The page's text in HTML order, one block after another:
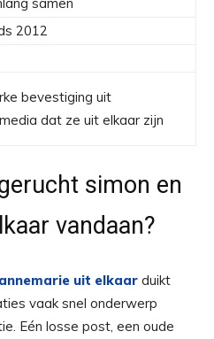
2012
bevestiging uit
dat ze uit elkaar zijn
simon en
vandaan?
uit elkaar duikt
vaak snel onderwerp
Eén losse post, een oude